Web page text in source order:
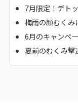
7月限定！デト
梅雨の顔むくみ
6月のキャンペ
夏前のむくみ撃